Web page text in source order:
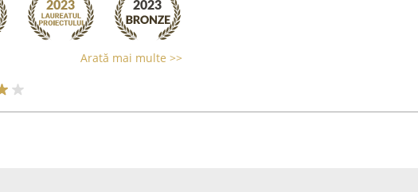
Arată mai multe >>